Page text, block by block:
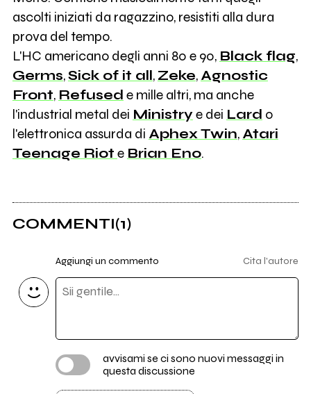
ascolti iniziati da ragazzino, resistiti alla dura
prova del tempo.
L'HC americano degli anni 80 e 90, Black flag,
Germs,Sick of it all, Zeke, Agnostic
Front, Refused e mille altri, ma anche
l'industrial metal dei Ministrye dei Lard o
l'elettronica assurda di Aphex Twin, Atari
Teenage Riot e Brian Eno.
COMMENTI(1)
Aggiungi un commento Cita l'autore
avvisami se ci sono nuovi messaggi in
questa discussione